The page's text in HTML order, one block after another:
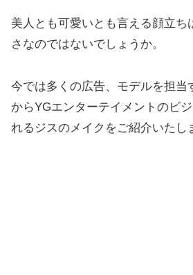
美人とも可愛いとも言える顔立ち
さなのではないでしょうか。
今では多くの広告、モデルを担当
からYGエンターテイメントのビ
れるジスのメイクをご紹介いたし